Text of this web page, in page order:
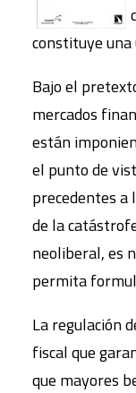
constituye una
Bajo el
mercados
están
el punto de
precedentes a
de la
neoliberal, es
permita
La regulación
fiscal que
que mayores